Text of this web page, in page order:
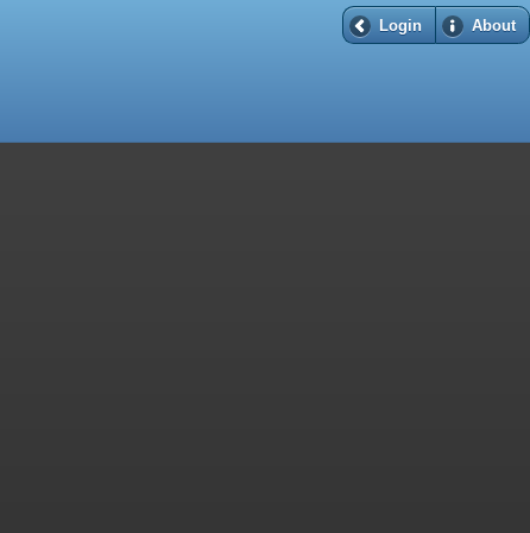
Login About